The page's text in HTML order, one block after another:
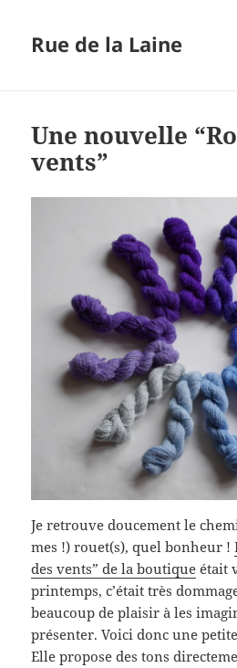
Rue de la Laine
Une nouvelle
vents”
Je retrouve doucement le
mes !) rouet(s), quel bonheur !
des vents” de la boutique était
printemps, c’était très
beaucoup de plaisir à les
présenter. Voici donc une
Elle propose des tons